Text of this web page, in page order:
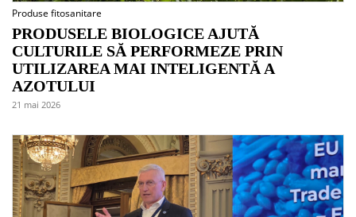
Produse fitosanitare
PRODUSELE BIOLOGICE AJUTĂ
CULTURILE SĂ PERFORMEZE PRIN
UTILIZAREA MAI INTELIGENTĂ A
AZOTULUI
21 mai 2026